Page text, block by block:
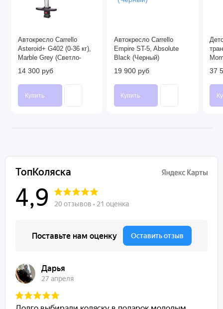
Автокресло Carrello
Asteroid+ G402 (0-36 кг),
Marble Grey (Светло-
серый)
14 300 руб
Купить
Автокресло Carrello
Empire ST-5, Absolute
Black (Черный)
19 900 руб
Купить
37